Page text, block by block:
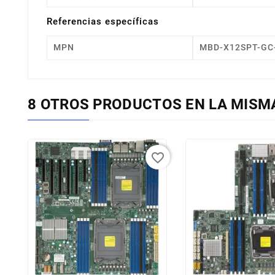
Referencias específicas
MPN MBD-X12SPT-
8 OTROS PRODUCTOS EN LA
favorite_border